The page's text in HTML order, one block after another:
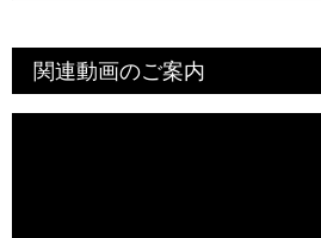
関連動画のご案内